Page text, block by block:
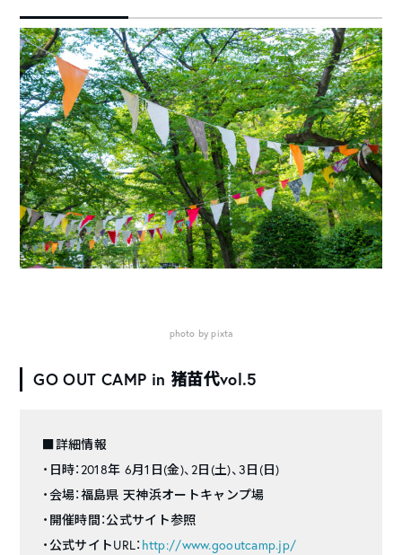
photo by pixta
GO OUT CAMP in 猪苗代vol.5
■詳細情報
・日時：2018年 6月1日(金)、2日(土)、3日(日)
・会場：福島県 天神浜オートキャンプ場
・開催時間：公式サイト参照
・公式サイトURL： http://www.gooutcamp.jp/